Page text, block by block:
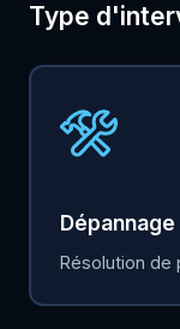
Type
Résolution de